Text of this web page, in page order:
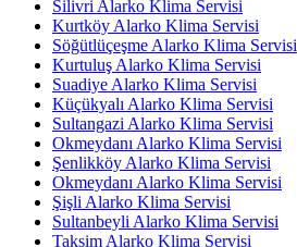
Silivri Alarko Klima Servisi
Kurtköy Alarko Klima Servisi
Söğütlüçeşme Alarko Klima Servisi
Kurtuluş Alarko Klima Servisi
Suadiye Alarko Klima Servisi
Küçükyalı Alarko Klima Servisi
Sultangazi Alarko Klima Servisi
Okmeydanı Alarko Klima Servisi
Şenlikköy Alarko Klima Servisi
Okmeydanı Alarko Klima Servisi
Şişli Alarko Klima Servisi
Sultanbeyli Alarko Klima Servisi
Taksim Alarko Klima Servisi